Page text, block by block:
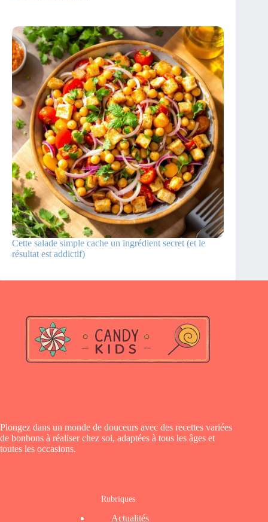
Cette salade simple cache un ingrédient secret (et le
résultat est addictif)
Plongez dans un monde de douceurs avec des recettes variées
de bonbons à réaliser chez soi, adaptées à tous les âges et
toutes les occasions.
Rubriques
Actualités